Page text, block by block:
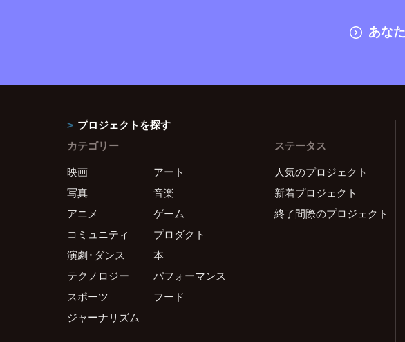
あな
プロジェクトを探す
カテゴリー
映画
アート
写真
音楽
アニメ
ゲーム
コミュニティ
プロダクト
演劇・ダンス
本
テクノロジー
パフォーマンス
スポーツ
フード
ジャーナリズム
ステータス
人気のプロジェクト
新着プロジェクト
終了間際のプロジェクト